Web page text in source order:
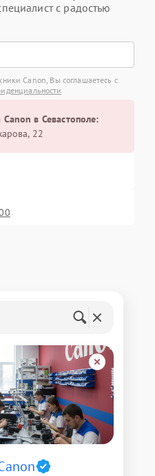
с радостью
Canon, Вы соглашаетесь с
в Севастополе:
22